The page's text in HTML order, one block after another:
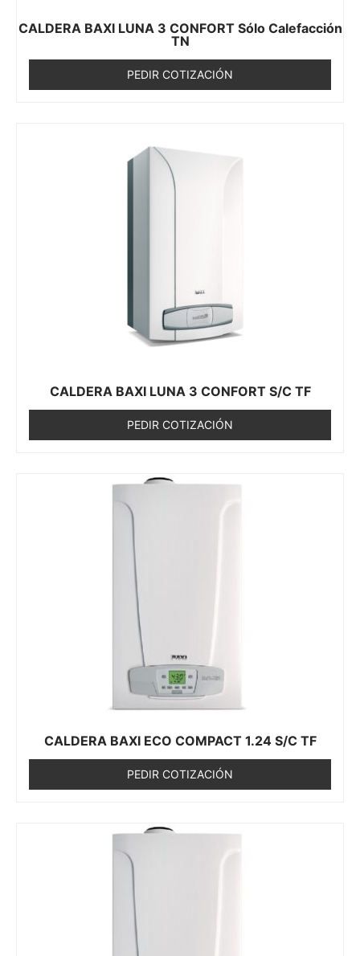
CALDERA BAXI LUNA 3 CONFORT Sólo Calefacción
TN
PEDIR COTIZACIÓN
CALDERA BAXI LUNA 3 CONFORT S/C TF
PEDIR COTIZACIÓN
CALDERA BAXI ECO COMPACT 1.24 S/C TF
PEDIR COTIZACIÓN